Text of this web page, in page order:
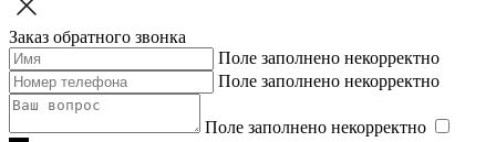
Заказ обратного звонка
Поле заполнено некорректно
Поле заполнено некорректно
Поле заполнено некорректно